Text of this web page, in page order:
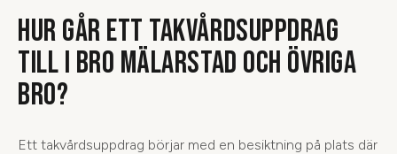
HUR GÅR ETT TAKVÅRDSUPPDRAG
TILL I BRO MÄLARSTAD OCH ÖVRIGA
BRO?
Ett takvårdsuppdrag börjar med en besiktning på plats där